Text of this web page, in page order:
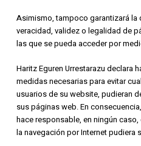
Asimismo, tampoco garantizará
veracidad, validez o legalidad de
las que se pueda acceder por
Haritz Eguren Urrestarazu declara
medidas necesarias para evitar
usuarios de su website, pudieran
sus páginas web. En
hace responsable, en ningún
la navegación por Internet pudiera